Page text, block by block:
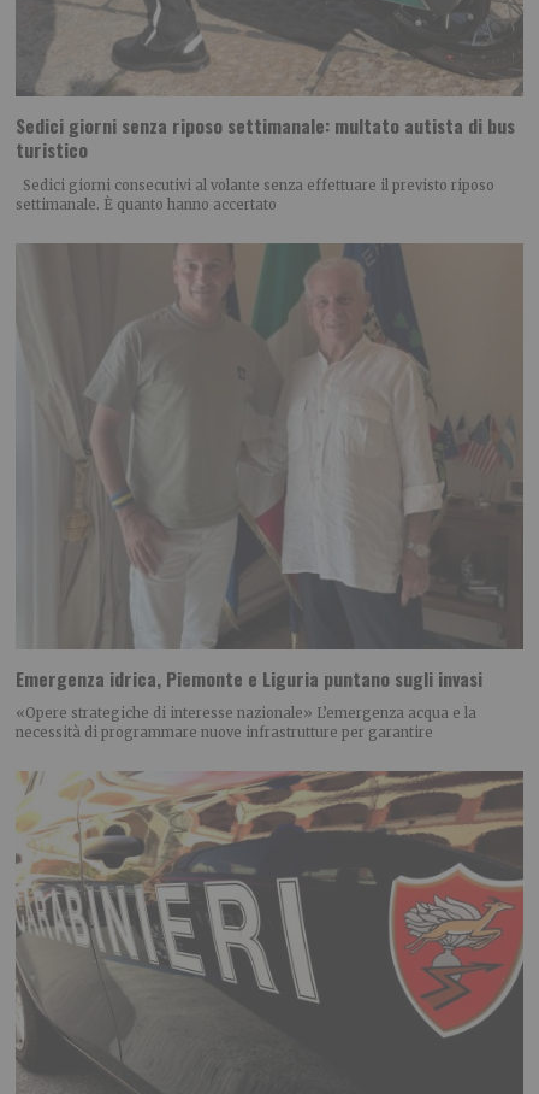
Sedici giorni senza riposo settimanale: multato autista di bus
turistico
Sedici giorni consecutivi al volante senza effettuare il previsto riposo
settimanale. È quanto hanno accertato
Emergenza idrica, Piemonte e Liguria puntano sugli invasi
«Opere strategiche di interesse nazionale» L’emergenza acqua e la
necessità di programmare nuove infrastrutture per garantire